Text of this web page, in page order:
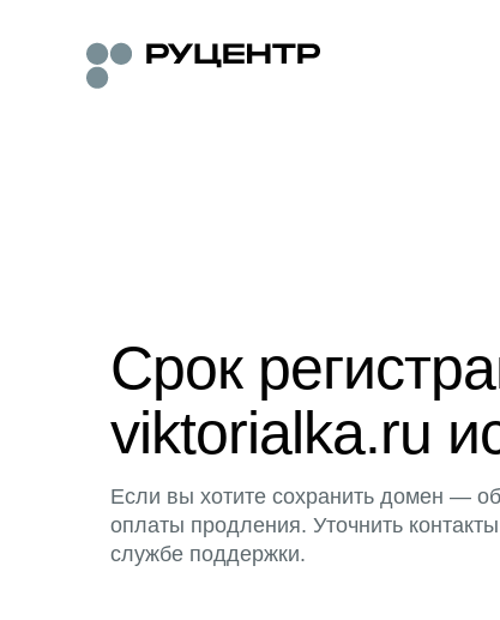
Срок
viktorialka.ru
Если вы хотите сохранить домен —
оплаты продления. Уточнить
службе поддержки.